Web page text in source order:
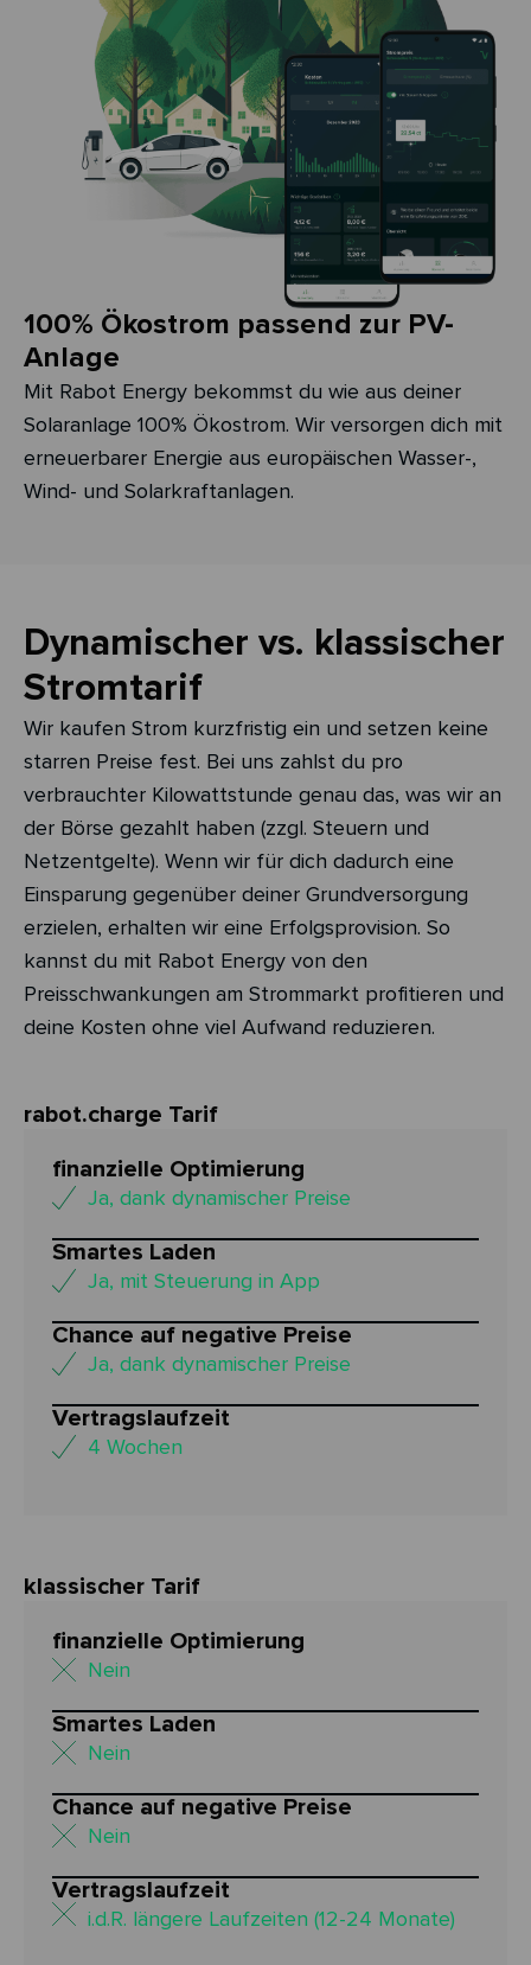
100% Ökostrom passend zur PV-
Anlage
Mit Rabot Energy bekommst du wie aus deiner
Solaranlage 100% Ökostrom. Wir versorgen dich mit
erneuerbarer Energie aus europäischen Wasser-,
Wind- und Solarkraftanlagen.
Dynamischer vs. klassischer
Stromtarif
Wir kaufen Strom kurzfristig ein und setzen keine
starren Preise fest. Bei uns zahlst du pro
verbrauchter Kilowattstunde genau das, was wir an
der Börse gezahlt haben (zzgl. Steuern und
Netzentgelte). Wenn wir für dich dadurch eine
Einsparung gegenüber deiner Grundversorgung
erzielen, erhalten wir eine Erfolgsprovision. So
kannst du mit Rabot Energy von den
Preisschwankungen am Strommarkt profitieren und
deine Kosten ohne viel Aufwand reduzieren.
rabot.charge Tarif
finanzielle Optimierung
Ja, dank dynamischer Preise
Smartes Laden
Ja, mit Steuerung in App
Chance auf negative Preise
Ja, dank dynamischer Preise
Vertragslaufzeit
4 Wochen
klassischer Tarif
finanzielle Optimierung
Nein
Smartes Laden
Nein
Chance auf negative Preise
Nein
Vertragslaufzeit
i.d.R. längere Laufzeiten (12-24 Monate)